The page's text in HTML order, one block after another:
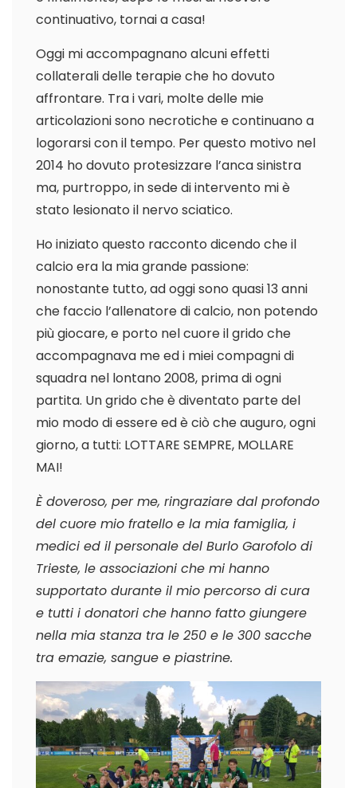
continuativo, tornai a casa!
Oggi mi accompagnano alcuni effetti
collaterali delle terapie che ho dovuto
affrontare. Tra i vari, molte delle mie
articolazioni sono necrotiche e continuano a
logorarsi con il tempo. Per questo motivo nel
2014 ho dovuto protesizzare l’anca sinistra
ma, purtroppo, in sede di intervento mi è
stato lesionato il nervo sciatico.
Ho iniziato questo racconto dicendo che il
calcio era la mia grande passione:
nonostante tutto, ad oggi sono quasi 13 anni
che faccio l’allenatore di calcio, non potendo
più giocare, e porto nel cuore il grido che
accompagnava me ed i miei compagni di
squadra nel lontano 2008, prima di ogni
partita. Un grido che è diventato parte del
mio modo di essere ed è ciò che auguro, ogni
giorno, a tutti: LOTTARE SEMPRE, MOLLARE
MAI!
È doveroso, per me, ringraziare dal profondo
del cuore mio fratello e la mia famiglia, i
medici ed il personale del Burlo Garofolo di
Trieste, le associazioni che mi hanno
supportato durante il mio percorso di cura
e tutti i donatori che hanno fatto giungere
nella mia stanza tra le 250 e le 300 sacche
tra emazie, sangue e piastrine.